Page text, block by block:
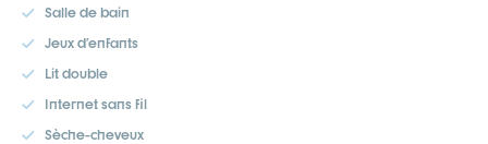
Salle de bain
Jeux d'enfants
Lit double
Internet sans fil
Sèche-cheveux